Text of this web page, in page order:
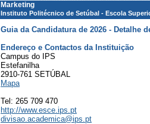
Marketing
Instituto Politécnico de Setúbal - Escola
Guia da Candidatura de 2026 - Detalhe
Endereço e Contactos da Instituição
Campus do IPS
Estefanilha
2910-761 SETÚBAL
Mapa
Tel: 265 709 470
http://www.esce.ips.pt
divisao.academica@ips.pt